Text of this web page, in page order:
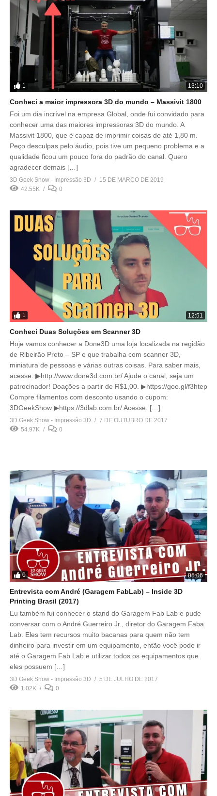
1 13:10
Conheci a maior impressora 3D do mundo – Massivit 1800
Foi um dia incrível na empresa Global, onde fui convidado para
conhecer uma das maiores impressoras 3D do mundo. A
Massivit 1800, que é capaz de imprimir coisas de até 1,80 m.
Peço desculpas pelo áudio, pois tive um pequeno problema e a
qualidade ficou um pouco fora do padrão do canal. Quero
agradecer demais […]
3D Geek Show - Impressão 3D
15 DE MARÇO DE 2019
42.55K
0
1 12:51
Conheci Duas Soluções em Scanner 3D
Hoje vamos conhecer a Done3D uma loja localizada na regidão
de Ribeirão Preto – SP e que trabalha com scanner 3D,
miniatura de pessoas e várias outras coisas. Para saber mais,
acesse: ▶http://www.done3d.com.br/ Ajude o canal, seja um
patrocinador! Doações a partir de R$1,00. ▶https://goo.gl/f3htep
Compre filamentos com desconto usando o cupom:
3DGeekShow ▶https://3dlab.com.br/ Acesse: […]
3D Geek Show - Impressão 3D
7 DE OUTUBRO DE 2017
54.97K
0
0 05:06
Entrevista com André (Garagem FabLab) – Inside 3D
Printing Brasil (2017)
Eu também fui conhecer o stand do Garagem Fab Lab e pude
conversar com o André Guerreiro Jr., diretor do Garagem Faba
Lab. Eles tem recursos muito bacanas para quem não tem
dinheiro para investir em um equipamento, então você pode ir
até o Garagem Fab Lab e utilizar todos os equipamentos que
eles possuem […]
3D Geek Show - Impressão 3D
5 DE JULHO DE 2017
1.02K
0